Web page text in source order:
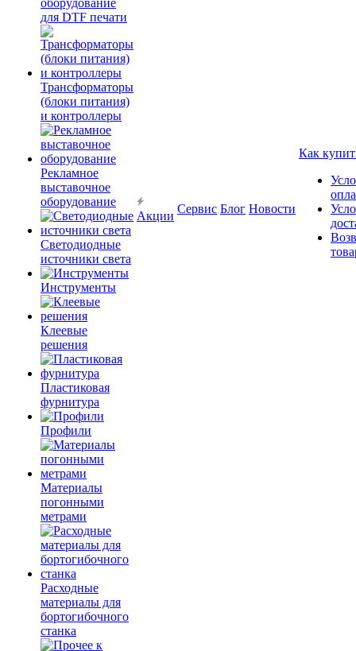
оборудование
для DTF печати
Трансформаторы
(блоки питания)
и контроллеры
Рекламное
выставочное
оборудование
Светодиодные
источники света
Инструменты
Клеевые
решения
Пластиковая
фурнитура
Профили
Материалы
погонными
метрами
Расходные
материалы для
бортогибочного
станка
Акции
Сервис Блог Новости
Как